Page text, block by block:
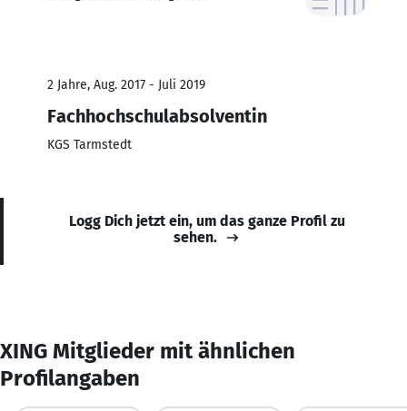
2 Jahre, Aug. 2017 - Juli 2019
Fachhochschulabsolventin
KGS Tarmstedt
Logg Dich jetzt ein, um das ganze Profil zu
sehen.
XING Mitglieder mit ähnlichen
Profilangaben